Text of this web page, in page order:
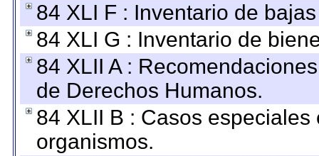
84 XLI F : Inventario de
84 XLI G : Inventario de
84 XLII A :
de Derechos Humanos.
84 XLII B : Casos
organismos.